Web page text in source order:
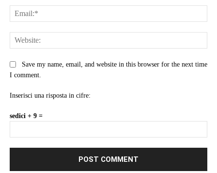
Save my name, email, and website in this browser for the next time
I comment.
Inserisci una risposta in cifre:
sedici + 9 =